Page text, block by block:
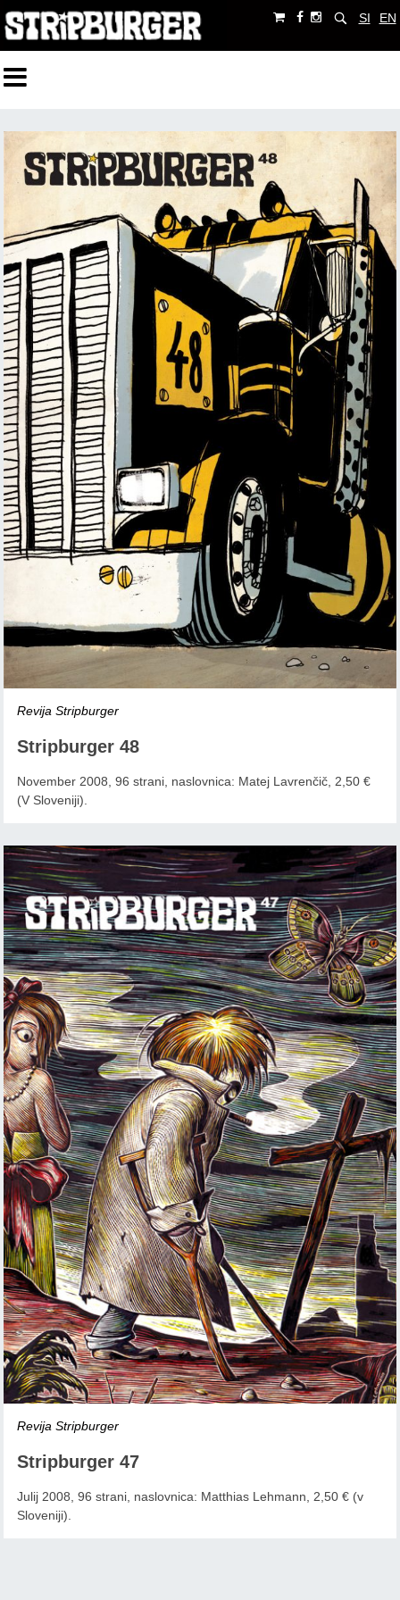
SI EN
Revija Stripburger
Stripburger 48
November 2008, 96 strani, naslovnica: Matej Lavrenčič, 2,50 €
(V Sloveniji).
Revija Stripburger
Stripburger 47
Julij 2008, 96 strani, naslovnica: Matthias Lehmann, 2,50 € (v
Sloveniji).